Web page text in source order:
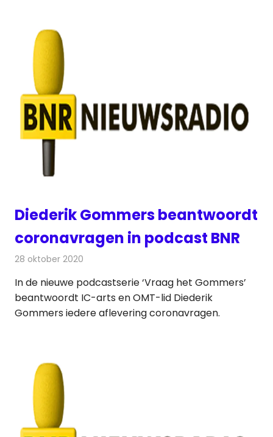
Diederik Gommers beantwoordt
coronavragen in podcast BNR
28 oktober 2020
In de nieuwe podcastserie ‘Vraag het Gommers’
beantwoordt IC-arts en OMT-lid Diederik
Gommers iedere aflevering coronavragen.